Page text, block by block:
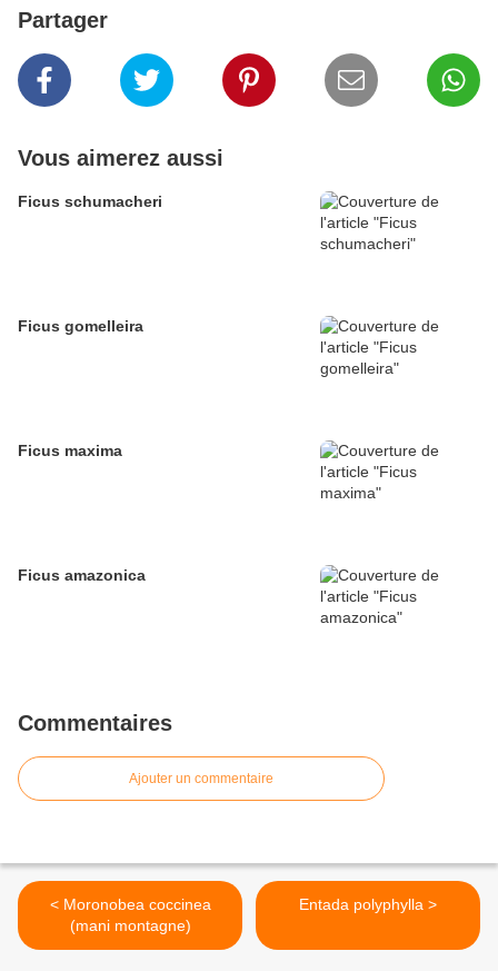
Partager
Vous aimerez aussi
Ficus schumacheri
Ficus gomelleira
Ficus maxima
Ficus amazonica
Commentaires
Ajouter un commentaire
< Moronobea coccinea
(mani montagne)
Entada polyphylla >